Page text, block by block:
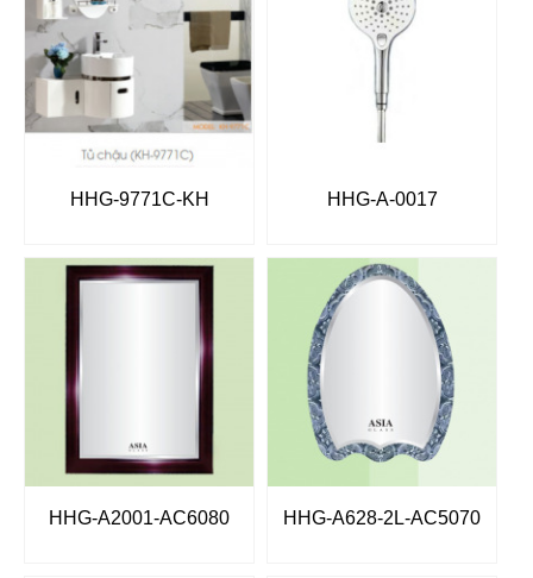
HHG-9771C-KH HHG-A-0017
HHG-A2001-AC6080 HHG-A628-2L-AC5070